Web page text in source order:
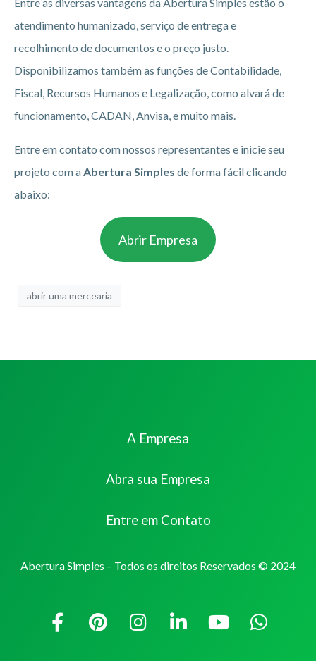
atendimento humanizado, serviço de entrega e
recolhimento de documentos e o preço justo.
Disponibilizamos também as funções de Contabilidade,
Fiscal, Recursos Humanos e Legalização, como alvará de
funcionamento, CADAN, Anvisa, e muito mais.
Entre em contato com nossos representantes e inicie seu
projeto com a Abertura Simples de forma fácil clicando
abaixo:
Abrir Empresa
abrir uma mercearia
A Empresa
Abra sua Empresa
Entre em Contato
Abertura Simples – Todos os direitos Reservados © 2024